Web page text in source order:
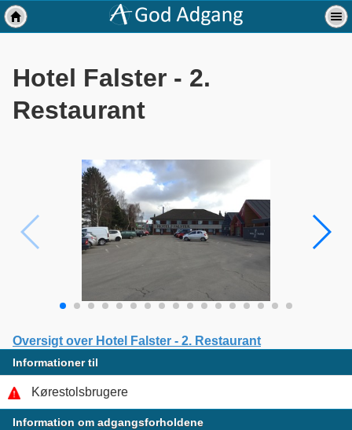
Hotel Falster - 2.
Restaurant
Oversigt over Hotel Falster - 2. Restaurant
Informationer til
Kørestolsbrugere
Information om adgangsforholdene